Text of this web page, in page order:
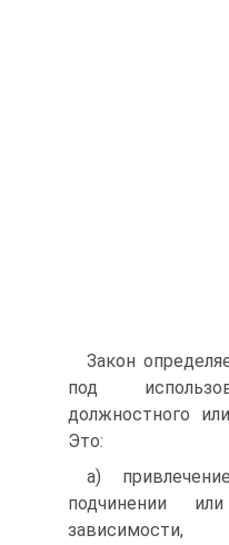
Закон
под
должностного
Это:
а)
подчинении
зависимости,